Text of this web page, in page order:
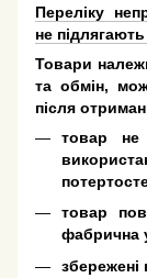
Переліку
не
Товари
та обмін,
після
товар
товар
фабрична
збережені